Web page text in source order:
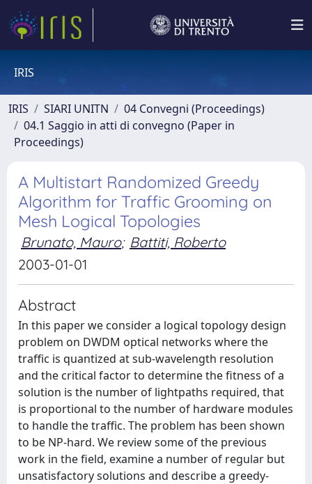
IRIS
IRIS SIARI UNITN
04 Convegni (Proceedings)
04.1 Saggio in atti di convegno (Paper in
Proceedings)
A Multistart Randomized Greedy
Algorithm for Traffic Grooming on
Mesh Logical Topologies
Brunato, Mauro; Battiti, Roberto
2003-01-01
Abstract
In this paper we consider a logical topology design
problem on DWDM optical networks where the
traffic is quantized at sub-wavelength resolution
and the critical factor to determine the fitness of a
solution is the number of lightpaths required, that
is proportional to the number of hardware modules
to handle the traffic. The problem has been shown
to be NP-hard. We review some of the previous
work in the field, examine a number of regular but
unsatisfactory solutions and describe a greedy-